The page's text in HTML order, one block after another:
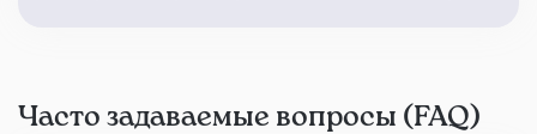
Часто задаваемые вопросы (FAQ)